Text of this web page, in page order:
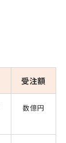
受注額
数億円